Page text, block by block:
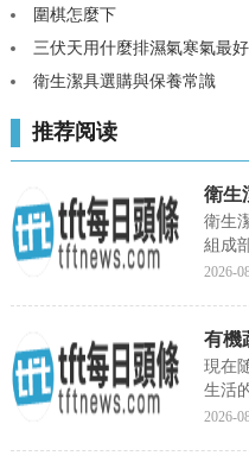
圍棋怎麼下
三伏天用什麼排濕氣寒氣最好
衛生潔具選購與保養常識
推荐阅读
衛生
衛生
組成
能、
相繼
不鏽
技術
2026-
有機
現在
生活
望可
2026-